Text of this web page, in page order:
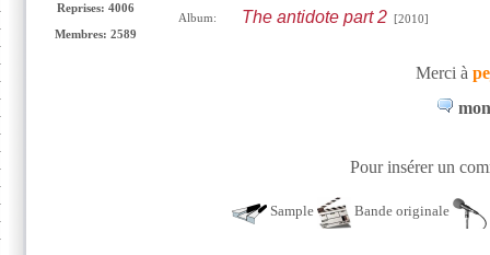
Reprises: 4006
Membres: 2589
Album: The antidote part 2[2010]
Merci à
Pour insérer un
Sample Bande originale